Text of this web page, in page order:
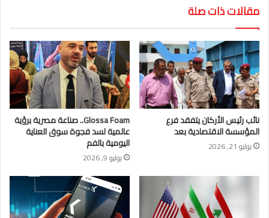
مقالات ذات صلة
نائب رئيس الأركان يتفقد فرع
المؤسسة الاقتصادية بعد
يوليو 21, 2026
Glossa Foam.. صناعة مصرية برؤية
عالمية لسد فجوة سوق العناية
اليومية بالفم
يوليو 9, 2026